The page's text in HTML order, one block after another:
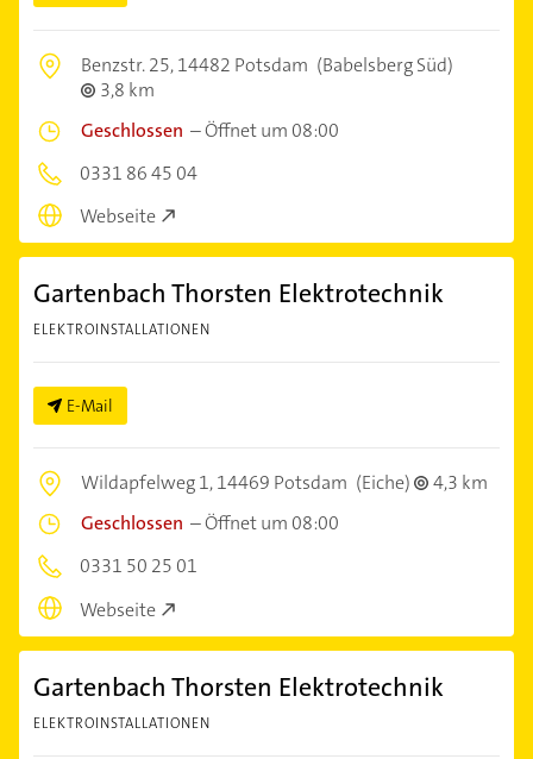
Benzstr. 25,14482 Potsdam (Babelsberg Süd)
3,8 km
Geschlossen –Öffnet um 08:00
0331 86 45 04
Webseite
Gartenbach Thorsten Elektrotechnik
ELEKTROINSTALLATIONEN
E-Mail
Wildapfelweg 1,14469 Potsdam (Eiche)
4,3 km
Geschlossen –Öffnet um 08:00
0331 50 25 01
Webseite
Gartenbach Thorsten Elektrotechnik
ELEKTROINSTALLATIONEN